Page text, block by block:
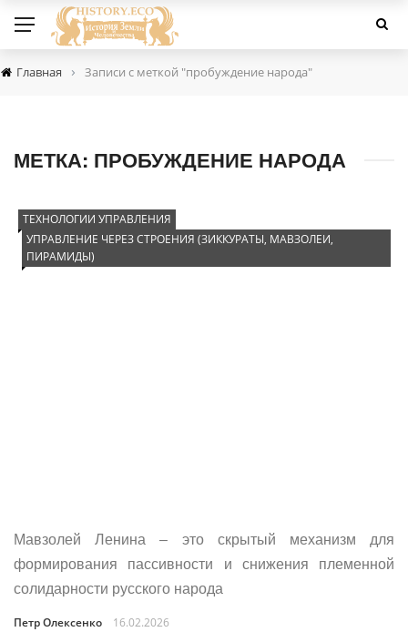
Главная › Записи с меткой "пробуждение народа"
МЕТКА: ПРОБУЖДЕНИЕ НАРОДА
ТЕХНОЛОГИИ УПРАВЛЕНИЯ
УПРАВЛЕНИЕ ЧЕРЕЗ СТРОЕНИЯ (ЗИККУРАТЫ, МАВЗОЛЕИ,
ПИРАМИДЫ)
Мавзолей Ленина – это скрытый механизм для
формирования пассивности и снижения племенной
солидарности русского народа
Петр Олексенко
16.02.2026